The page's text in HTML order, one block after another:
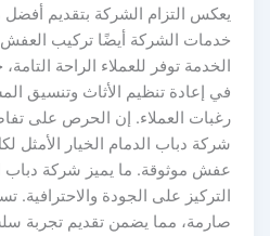
يعكس التزام الشركة بتقديم أفضل
خدمات الشركة أيضًا تركيب العفش
الخدمة توفر للعملاء الراحة
في إعادة تنظيم الأثاث وتنسيق
رغبات العملاء. إن الحرص على
شركة دباب الدمام الخيار الأمثل
عفش موثوقة. ما يميز شركة دباب
التركيز على الجودة والاحترافية.
صارمة، مما يضمن تقديم تجربة